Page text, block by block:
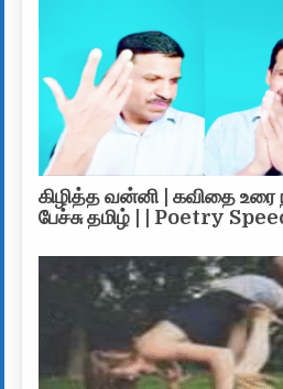
கிழித்த வன்னி | கவிதை உரை
பேச்சு தமிழ் | | Poetry